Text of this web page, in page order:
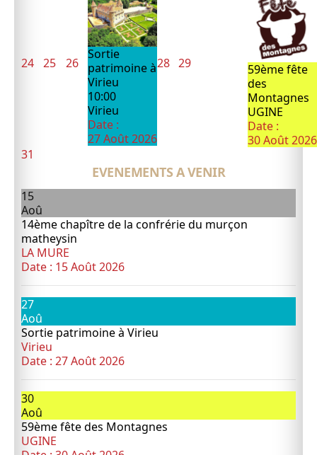
24 25 26
Sortie
patrimoine à
Virieu
10:00
Virieu
Date :
27 Août 2026
28 29
59ème fête
des
Montagnes
UGINE
Date :
30 Août 2026
31
EVENEMENTS A VENIR
15
Aoû
14ème chapître de la confrérie du murçon
matheysin
LA MURE
Date : 15 Août 2026
27
Aoû
Sortie patrimoine à Virieu
Virieu
Date : 27 Août 2026
30
Aoû
59ème fête des Montagnes
UGINE